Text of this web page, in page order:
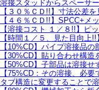
溶接スタッドからスペーサ
【３０％ＣＤ!!】寸法公差
【４６％ＣＤ!!】SPCC+メ
【溶接コスト １／８!!】ピ
【時間１／５、見た目向上
【10%CD】パイプ溶接品の
【30%CD】貼り合わせ構
【50%CD】子部品は溶接
【75%CD：その溶接、必
タブ構造に変更することで